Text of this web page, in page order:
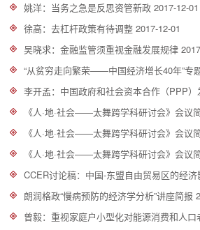
姚洋：当务之急是反思资管新政 2017-12-01
徐高：去杠杆政策有待调整 2017-12-01
吴晓求：金融监管须重视金融发展规律
“从贫穷走向繁荣——中国经济增长40年”专
李开孟：中国政府和社会资本合作（PPP
《人·地·社会——太舞跨学科研讨会》会议简
《人·地·社会——太舞跨学科研讨会》会议简
《人·地·社会——太舞跨学科研讨会》会议简
CCER讨论稿：中国-东盟自由贸易区的经
朗润格政“慢病预防的经济学分析”讲座简报
曾毅：重视家庭户小型化对能源消费和人口